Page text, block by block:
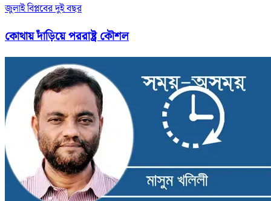
জুলাই বিপ্লবের দুই বছর
কোথায় দাঁড়িয়ে পররাষ্ট্র কৌশল